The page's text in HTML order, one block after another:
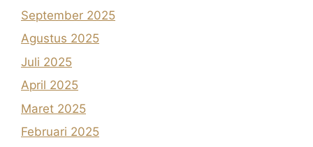
September 2025
Agustus 2025
Juli 2025
April 2025
Maret 2025
Februari 2025